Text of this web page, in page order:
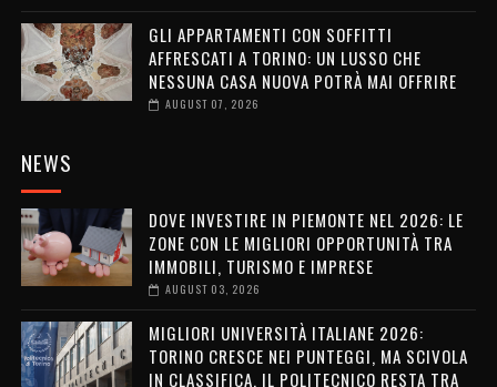
GLI APPARTAMENTI CON SOFFITTI
AFFRESCATI A TORINO: UN LUSSO CHE
NESSUNA CASA NUOVA POTRÀ MAI OFFRIRE
AUGUST 07, 2026
NEWS
DOVE INVESTIRE IN PIEMONTE NEL 2026: LE
ZONE CON LE MIGLIORI OPPORTUNITÀ TRA
IMMOBILI, TURISMO E IMPRESE
AUGUST 03, 2026
MIGLIORI UNIVERSITÀ ITALIANE 2026:
TORINO CRESCE NEI PUNTEGGI, MA SCIVOLA
IN CLASSIFICA. IL POLITECNICO RESTA TRA